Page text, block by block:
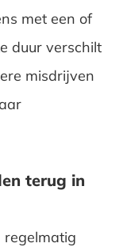
met een of
duur verschilt
misdrijven
terug in
regelmatig